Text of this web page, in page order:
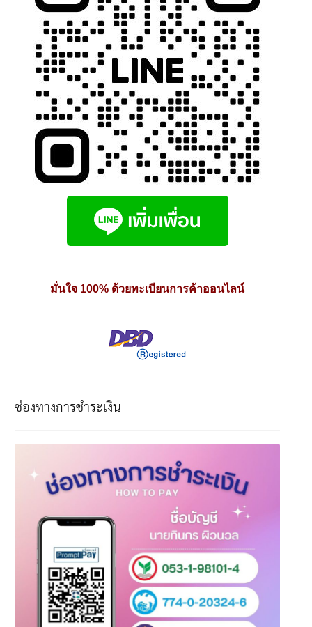
product
page
มั่นใจ 100% ด้วยทะเบียนการค้าออนไลน์
ช่องทางการชำระเงิน